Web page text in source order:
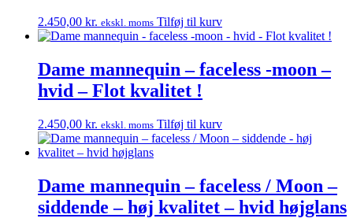
2.450,00 kr. ekskl. moms Tilføj til kurv
Dame mannequin – faceless -moon –
hvid – Flot kvalitet !
2.450,00 kr. ekskl. moms Tilføj til kurv
Dame mannequin – faceless / Moon –
siddende – høj kvalitet – hvid højglans